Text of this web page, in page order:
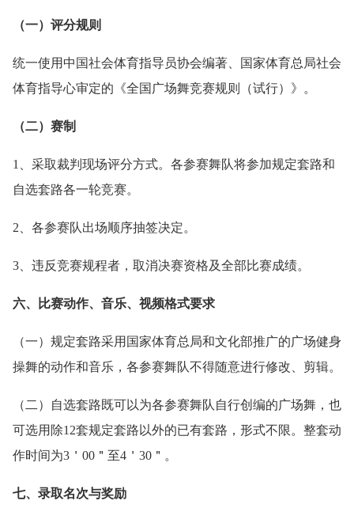
（一）评分规则
统一使用中国社会体育指导员协会编著、国家体育总局社会
体育指导心审定的《全国广场舞竞赛规则（试行）》。
（二）赛制
1、采取裁判现场评分方式。各参赛舞队将参加规定套路和
自选套路各一轮竞赛。
2、各参赛队出场顺序抽签决定。
3、违反竞赛规程者，取消决赛资格及全部比赛成绩。
六、比赛动作、音乐、视频格式要求
（一）规定套路采用国家体育总局和文化部推广的广场健身
操舞的动作和音乐，各参赛舞队不得随意进行修改、剪辑。
（二）自选套路既可以为各参赛舞队自行创编的广场舞，也
可选用除12套规定套路以外的已有套路，形式不限。整套动
作时间为3＇00＂至4＇30＂。
七、录取名次与奖励